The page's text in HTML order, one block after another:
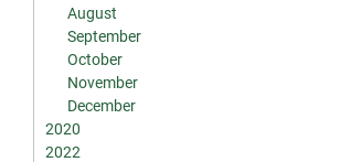
August
September
October
November
December
2020
2022